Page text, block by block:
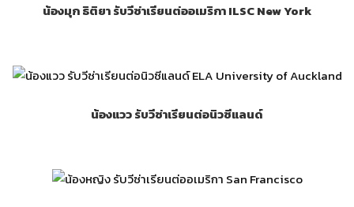
น้องมุก ธิติยา รับวีซ่าเรียนต่ออเมริกา ILSC New York
น้องแวว รับวีซ่าเรียนต่อนิวซีแลนด์